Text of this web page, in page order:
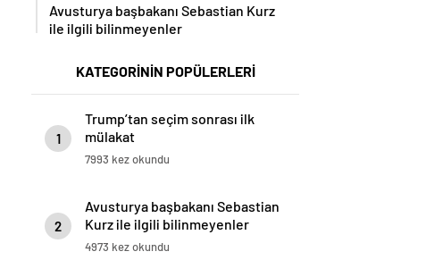
Avusturya başbakanı Sebastian Kurz
ile ilgili bilinmeyenler
KATEGORİNİN POPÜLERLERİ
1
Trump’tan seçim sonrası ilk
mülakat
7993 kez okundu
2
Avusturya başbakanı Sebastian
Kurz ile ilgili bilinmeyenler
4973 kez okundu